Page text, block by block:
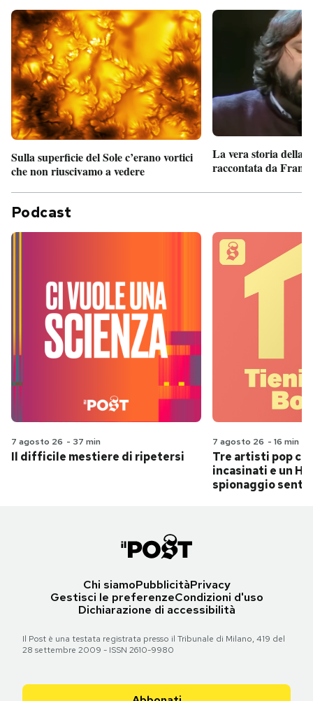
Sulla superficie del Sole c’erano vortici
che non riuscivamo a vedere
La vera storia della
raccontata da
Podcast
7 agosto 26 - 37 min
Il difficile mestiere di ripetersi
7 agosto 26 - 16 min
Tre artisti pop
incasinati e un
spionaggio
Chi siamoPubblicitàPrivacy
Gestisci le preferenzeCondizioni d'uso
Dichiarazione di accessibilità
Il Post è una testata registrata presso il Tribunale di Milano, 419 del
28 settembre 2009 - ISSN 2610-9980